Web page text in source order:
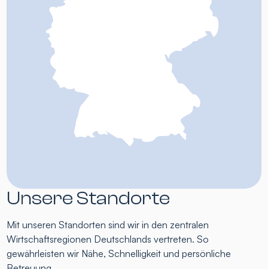
Unsere Standorte
Mit unseren Standorten sind wir in den zentralen
Wirtschaftsregionen Deutschlands vertreten. So
gewährleisten wir Nähe, Schnelligkeit und persönliche